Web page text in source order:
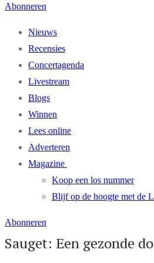
Abonneren
Nieuws
Recensies
Concertagenda
Livestream
Blogs
Winnen
Lees online
Adverteren
Magazine
Koop een los nummer
Blijf op de hoogte met de
Abonneren
Sauget: Een gezonde